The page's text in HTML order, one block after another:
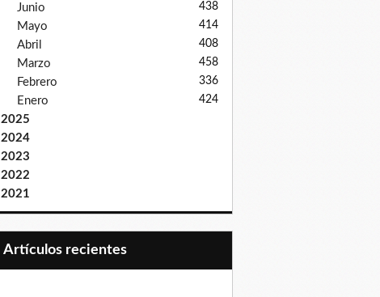
Junio 438
Mayo 414
Abril 408
Marzo 458
Febrero 336
Enero 424
2025
2024
2023
2022
2021
Artículos recientes